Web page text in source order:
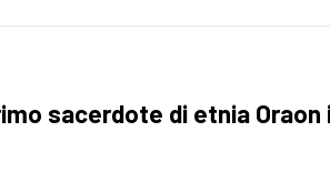
sacerdote di etnia Oraon